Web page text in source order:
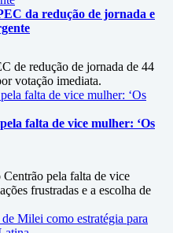
da redução de jornada e
de redução de jornada de 44
votação imediata.
falta de vice mulher: ‘Os
pela falta de vice
frustradas e a escolha de